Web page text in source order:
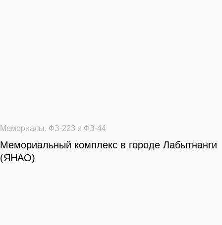
Мемориалы, ФЗ-223 и ФЗ-44
Мемориальный комплекс в городе Лабытнанги
(ЯНАО)